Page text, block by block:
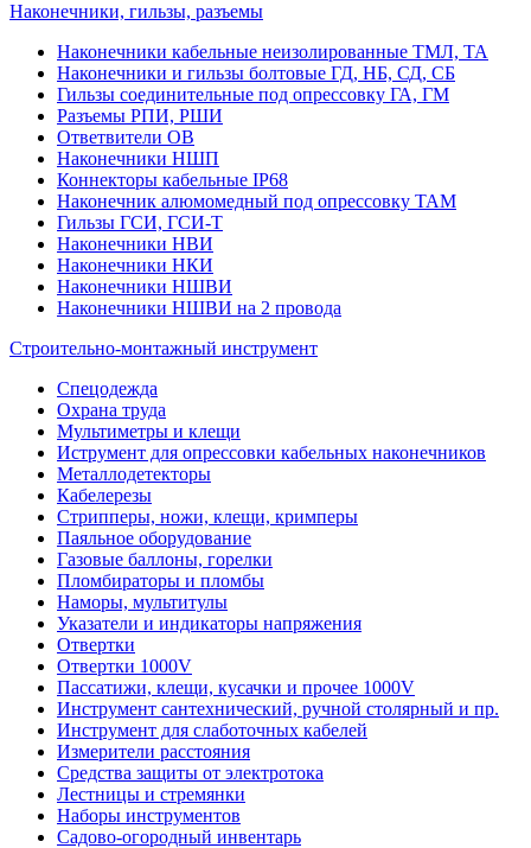
Наконечники, гильзы, разъемы
Наконечники кабельные неизолированные ТМЛ, ТА
Наконечники и гильзы болтовые ГД, НБ, СД, СБ
Гильзы соединительные под опрессовку ГА, ГМ
Разъемы РПИ, РШИ
Ответвители ОВ
Наконечники НШП
Коннекторы кабельные IP68
Наконечник алюмомедный под опрессовку ТАМ
Гильзы ГСИ, ГСИ-Т
Наконечники НВИ
Наконечники НКИ
Наконечники НШВИ
Наконечники НШВИ на 2 провода
Строительно-монтажный инструмент
Спецодежда
Охрана труда
Мультиметры и клещи
Иструмент для опрессовки кабельных наконечников
Металлодетекторы
Кабелерезы
Стрипперы, ножи, клещи, кримперы
Паяльное оборудование
Газовые баллоны, горелки
Пломбираторы и пломбы
Наморы, мультитулы
Указатели и индикаторы напряжения
Отвертки
Отвертки 1000V
Пассатижи, клещи, кусачки и прочее 1000V
Инструмент сантехнический, ручной столярный и пр.
Инструмент для слаботочных кабелей
Измерители расстояния
Средства защиты от электротока
Лестницы и стремянки
Наборы инструментов
Садово-огородный инвентарь